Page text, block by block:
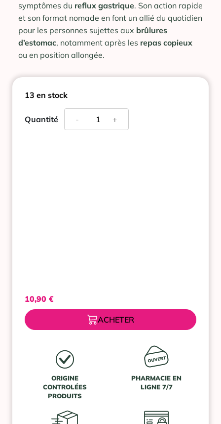
symptômes du reflux gastrique. Son action rapide
et son format nomade en font un allié du quotidien
pour les personnes sujettes aux brûlures
d’estomac, notamment après les repas copieux
ou en position allongée.
13 en stock
Quantité +
quantité
-
10,90 €
ACHETER
ORIGINE
CONTROLÉES
PRODUITS
PHARMACIE EN
LIGNE 7/7